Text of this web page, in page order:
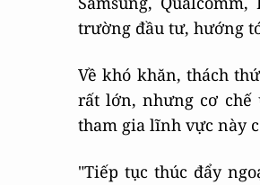
trường đầu tư, hướng
Về khó khăn, thách
rất lớn, nhưng cơ chế
tham gia lĩnh vực này
"Tiếp tục thúc đẩy